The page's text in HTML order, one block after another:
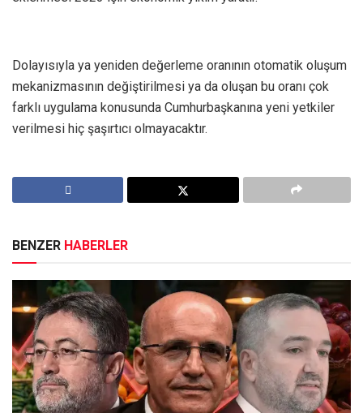
Dolayısıyla ya yeniden değerleme oranının otomatik oluşum
mekanizmasının değiştirilmesi ya da oluşan bu oranı çok
farklı uygulama konusunda Cumhurbaşkanına yeni yetkiler
verilmesi hiç şaşırtıcı olmayacaktır.
BENZER HABERLER